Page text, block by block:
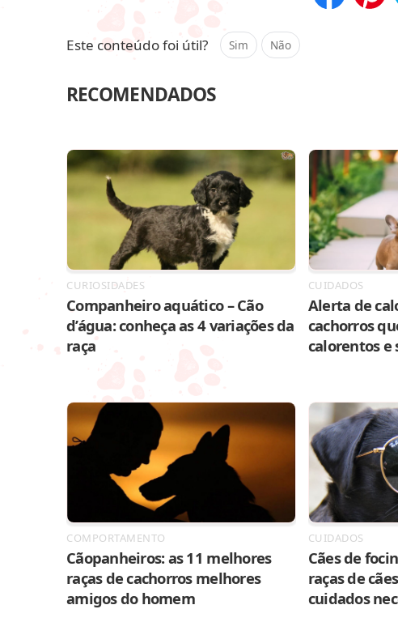
Este conteúdo foi útil? Sim Não
RECOMENDADOS
CURIOSIDADES
Companheiro aquático – Cão
d’água: conheça as 4 variações da
raça
CUIDADOS
Alerta de
cachorros
calorentos e
COMPORTAMENTO
Cãopanheiros: as 11 melhores
raças de cachorros melhores
amigos do homem
CUIDADOS
Cães de
raças de
cuidados